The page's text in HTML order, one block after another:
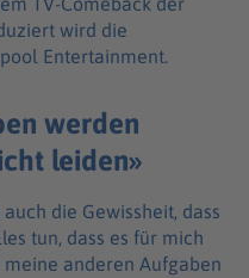
wird die
Entertainment.
werden
leiden»
die Gewissheit, dass
tun, dass es für mich
anderen Aufgaben